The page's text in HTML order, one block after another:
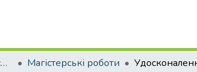
Кафедра інжинірингу систем автомобільного транспорту Магістерські роботи